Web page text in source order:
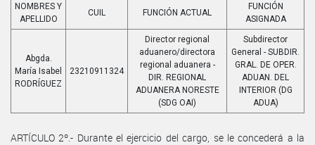
NOMBRES Y
APELLIDO
CUIL FUNCIÓN ACTUAL
FUNCIÓN
ASIGNADA
Abgda.
María Isabel
RODRÍGUEZ
23210911324
Director regional
aduanero/directora
regional aduanera -
DIR. REGIONAL
ADUANERA NORESTE
(SDG OAI)
Subdirector
General - SUBDIR.
GRAL. DE OPER.
ADUAN. DEL
INTERIOR (DG
ADUA)
ARTÍCULO 2º.- Durante el ejercicio del cargo, se le concederá a la